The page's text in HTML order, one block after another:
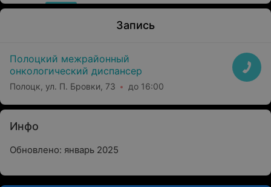
Запись
Полоцкий межрайонный
онкологический диспансер
Полоцк, ул. П. Бровки, 73 до 16:00
Инфо
Обновлено: январь 2025